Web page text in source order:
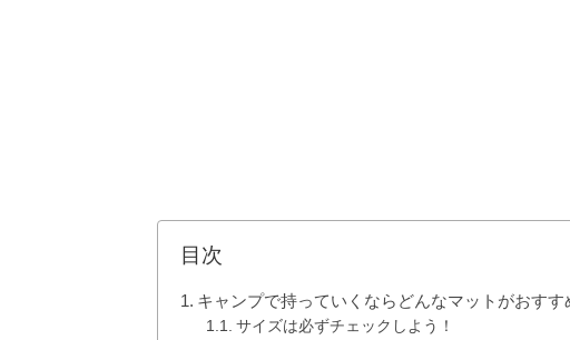
目次
キャンプで持っていくならどんなマットがおすす
サイズは必ずチェックしよう！